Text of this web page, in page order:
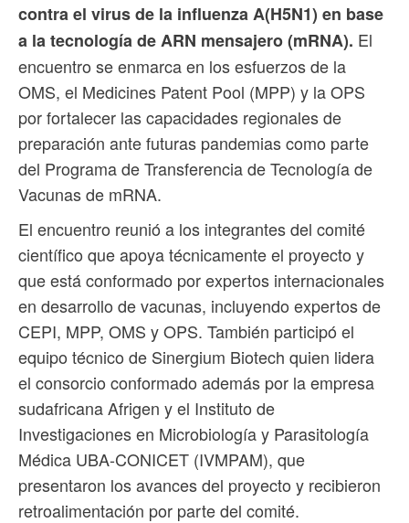
contra el virus de la influenza A(H5N1) en base
a la tecnología de ARN mensajero (mRNA). El
encuentro se enmarca en los esfuerzos de la
OMS, el Medicines Patent Pool (MPP) y la OPS
por fortalecer las capacidades regionales de
preparación ante futuras pandemias como parte
del Programa de Transferencia de Tecnología de
Vacunas de mRNA.
El encuentro reunió a los integrantes del comité
científico que apoya técnicamente el proyecto y
que está conformado por expertos internacionales
en desarrollo de vacunas, incluyendo expertos de
CEPI, MPP, OMS y OPS. También participó el
equipo técnico de Sinergium Biotech quien lidera
el consorcio conformado además por la empresa
sudafricana Afrigen y el Instituto de
Investigaciones en Microbiología y Parasitología
Médica UBA-CONICET (IVMPAM), que
presentaron los avances del proyecto y recibieron
retroalimentación por parte del comité.